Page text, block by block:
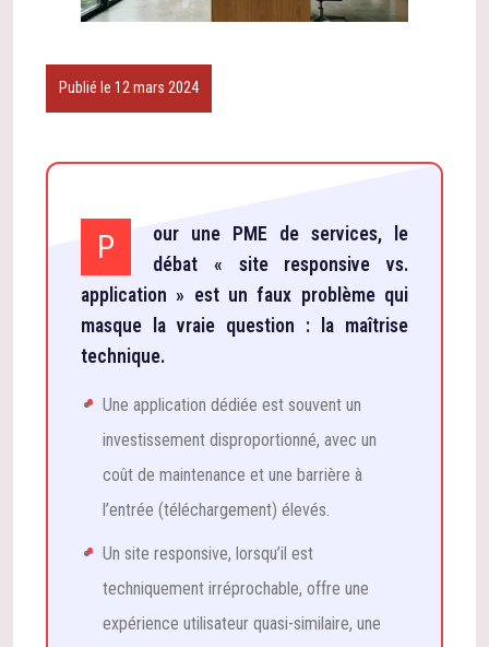
Publié le 12 mars 2024
P
our une PME de services, le
débat « site responsive vs.
application » est un faux problème qui
masque la vraie question : la maîtrise
technique.
Une application dédiée est souvent un
investissement disproportionné, avec un
coût de maintenance et une barrière à
l’entrée (téléchargement) élevés.
Un site responsive, lorsqu’il est
techniquement irréprochable, offre une
expérience utilisateur quasi-similaire, une